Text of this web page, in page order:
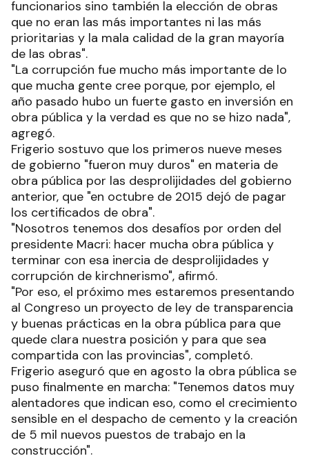
funcionarios sino también la elección de obras
que no eran las más importantes ni las más
prioritarias y la mala calidad de la gran mayoría
de las obras".
"La corrupción fue mucho más importante de lo
que mucha gente cree porque, por ejemplo, el
año pasado hubo un fuerte gasto en inversión en
obra pública y la verdad es que no se hizo nada",
agregó.
Frigerio sostuvo que los primeros nueve meses
de gobierno "fueron muy duros" en materia de
obra pública por las desprolijidades del gobierno
anterior, que "en octubre de 2015 dejó de pagar
los certificados de obra".
"Nosotros tenemos dos desafíos por orden del
presidente Macri: hacer mucha obra pública y
terminar con esa inercia de desprolijidades y
corrupción de kirchnerismo", afirmó.
"Por eso, el próximo mes estaremos presentando
al Congreso un proyecto de ley de transparencia
y buenas prácticas en la obra pública para que
quede clara nuestra posición y para que sea
compartida con las provincias", completó.
Frigerio aseguró que en agosto la obra pública se
puso finalmente en marcha: "Tenemos datos muy
alentadores que indican eso, como el crecimiento
sensible en el despacho de cemento y la creación
de 5 mil nuevos puestos de trabajo en la
construcción".